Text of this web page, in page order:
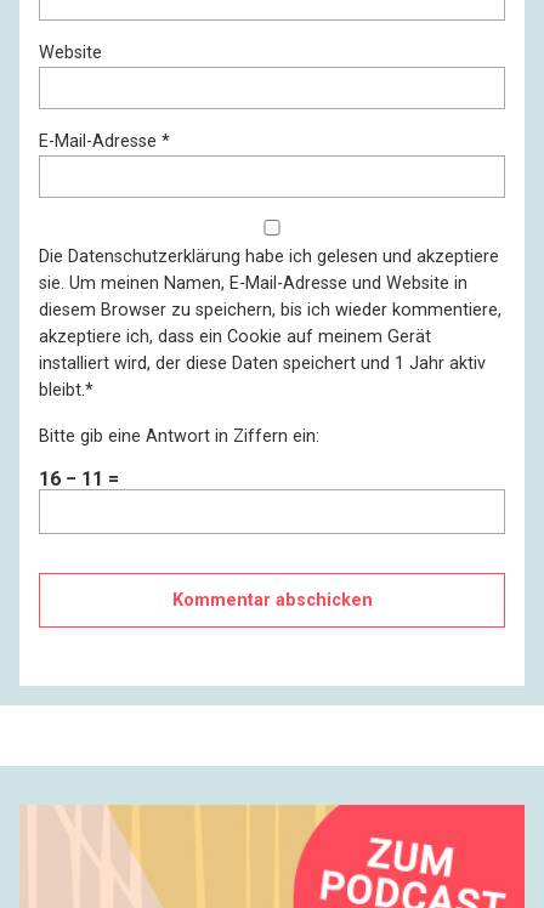
Website
E-Mail-Adresse *
Die Datenschutzerklärung habe ich gelesen und akzeptiere
sie. Um meinen Namen, E-Mail-Adresse und Website in
diesem Browser zu speichern, bis ich wieder kommentiere,
akzeptiere ich, dass ein Cookie auf meinem Gerät
installiert wird, der diese Daten speichert und 1 Jahr aktiv
bleibt.*
Bitte gib eine Antwort in Ziffern ein:
16 − 11 =